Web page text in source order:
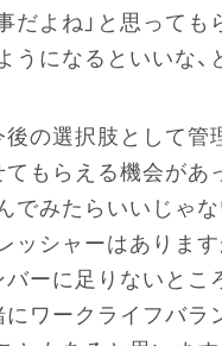
だよね」と思っても
うになるといいな、
の選択肢として管
てもらえる機会があ
でみたらいいじゃな
ッシャーはあります
バーに足りないとこ
にワークライフバラ